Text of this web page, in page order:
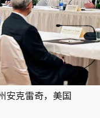
安克雷奇，美国